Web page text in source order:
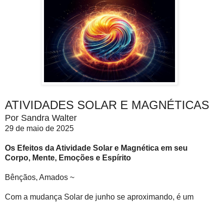
ATIVIDADES SOLAR E MAGNÉTICAS
Por Sandra Walter
29 de maio de 2025
Os Efeitos da Atividade Solar e Magnética em seu
Corpo, Mente, Emoções e Espírito
Bênçãos, Amados ~
Com a mudança Solar de junho se aproximando, é um